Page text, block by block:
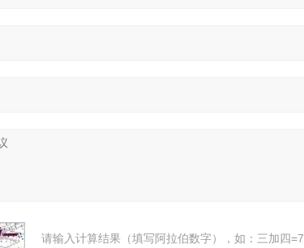
请输入计算结果（填写阿拉伯数字），如：三加四=7